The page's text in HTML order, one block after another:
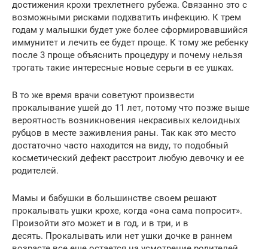
достижения крохи трехлетнего рубежа. Связанно это с
возможными рисками подхватить инфекцию. К трем
годам у малышки будет уже более сформировавшийся
иммунитет и лечить ее будет проще. К тому же ребенку
после 3 проще объяснить процедуру и почему нельзя
трогать такие интересные новые серьги в ее ушках.
В то же время врачи советуют произвести
прокалывание ушей до 11 лет, потому что позже выше
вероятность возникновения некрасивых келоидных
рубцов в месте заживления раны. Так как это место
достаточно часто находится на виду, то подобный
косметический дефект расстроит любую девочку и ее
родителей.
Мамы и бабушки в большинстве своем решают
прокалывать ушки крохе, когда «она сама попросит».
Произойти это может и в год, и в три, и в
десять. Прокалывать или нет ушки дочке в раннем